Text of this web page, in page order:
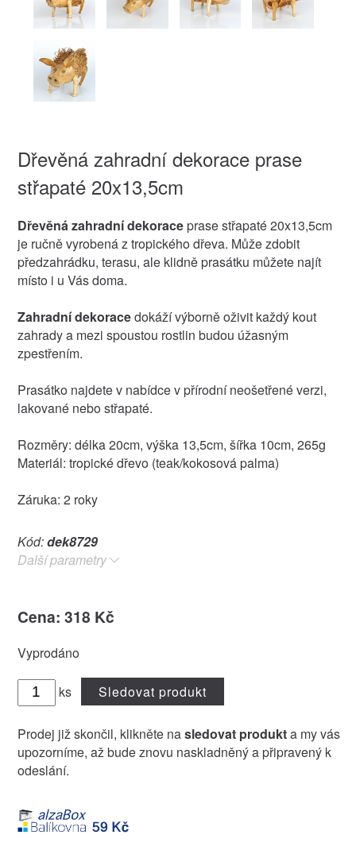
Dřevěná zahradní dekorace prase
střapaté 20x13,5cm
Dřevěná zahradní dekoraceprase střapaté 20x13,5cm
je ručně vyrobená z tropického dřeva. Může zdobit
předzahrádku, terasu, ale klidně prasátku můžete najít
místo i u Vás doma.
Zahradní dekoracedokáží výborně oživit každý kout
zahrady a mezi spoustou rostlin budou úžasným
zpestřením.
Prasátko najdete v nabídce v přírodní neošetřené verzi,
lakované nebo střapaté.
Rozměry: délka 20cm, výška 13,5cm, šířka 10cm, 265g
Materiál: tropické dřevo (teak/kokosová palma)
Záruka: 2 roky
Kód:dek8729
Další parametry
Cena: 318 Kč
Vyprodáno
ks Sledovat produkt
Prodej již skončil, klikněte nasledovat produkta my vás
upozorníme, až bude znovu naskladněný a připravený k
odeslání.